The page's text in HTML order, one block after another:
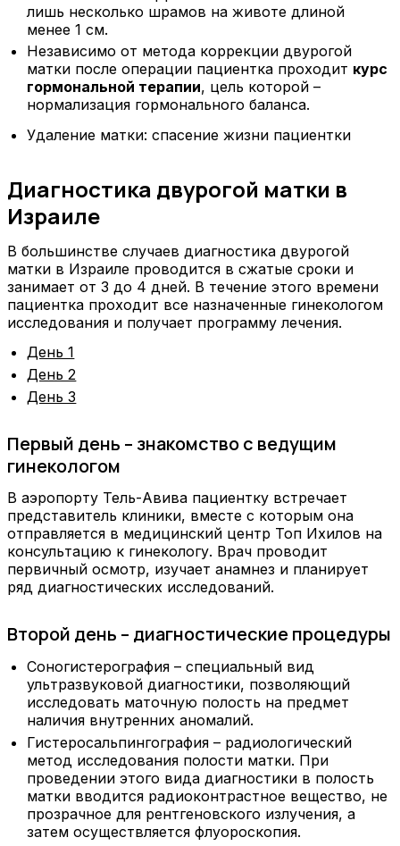
лишь несколько шрамов на животе длиной
менее 1 см.
Независимо от метода коррекции двурогой
матки после операции пациентка проходит курс
гормональной терапии, цель которой –
нормализация гормонального баланса.
Удаление матки: спасение жизни пациентки
Диагностика двурогой матки в
Израиле
В большинстве случаев диагностика двурогой
матки в Израиле проводится в сжатые сроки и
занимает от 3 до 4 дней. В течение этого времени
пациентка проходит все назначенные гинекологом
исследования и получает программу лечения.
День 1
День 2
День 3
Первый день – знакомство с ведущим
гинекологом
В аэропорту Тель-Авива пациентку встречает
представитель клиники, вместе с которым она
отправляется в медицинский центр Топ Ихилов на
консультацию к гинекологу. Врач проводит
первичный осмотр, изучает анамнез и планирует
ряд диагностических исследований.
Второй день – диагностические процедуры
Соногистерография – специальный вид
ультразвуковой диагностики, позволяющий
исследовать маточную полость на предмет
наличия внутренних аномалий.
Гистеросальпингография – радиологический
метод исследования полости матки. При
проведении этого вида диагностики в полость
матки вводится радиоконтрастное вещество, не
прозрачное для рентгеновского излучения, а
затем осуществляется флуороскопия.